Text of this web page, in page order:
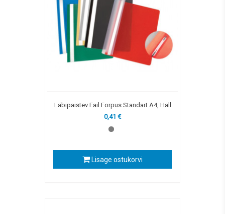
Läbipaistev Fail Forpus Standart A4, Hall
0,41 €
Lisage ostukorvi